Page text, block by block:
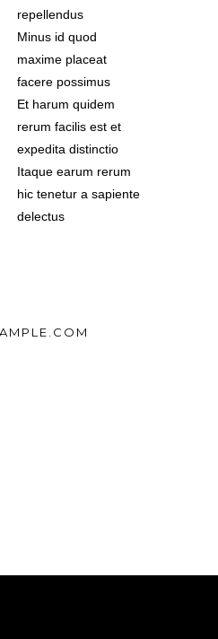
repellendus
Minus id quod
maxime placeat
facere possimus
Et harum quidem
rerum facilis est et
expedita distinctio
Itaque earum rerum
hic tenetur a sapiente
delectus